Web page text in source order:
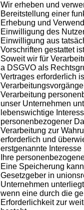
Wir erheben und
Bereitstellung einer
Erhebung und
Einwilligung des
Einwilligung aus
Vorschriften gestattet
Soweit wir für
a DSGVO als
Vertrages erforderlich
Verarbeitung
unser Unternehmen
lebenswichtige
personenbezogener
Verarbeitung zur
erforderlich und
erstgenannte
Ihre
Eine Speicherung
Gesetzgeber in
Unternehmen
wenn eine durch die
Erforderlichkeit zur